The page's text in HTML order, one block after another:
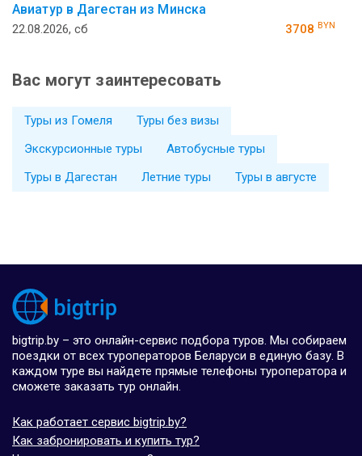
Авиатур в Дагестан из Минска
22.08.2026, сб 3708 BYN
Вас могут заинтересовать
Туры из Гомеля
Туры без визы
Экскурсионные туры
Автобусные туры
Туры в Дагестан
Летние туры Туры в августе
bigtrip.by – это онлайн-сервис подбора туров. Мы собираем
поездки от всех туроператоров Беларуси в единую базу. В
каждом туре вы найдете прямые телефоны туроператора и
сможете заказать тур онлайн.
Как работает сервис bigtrip.by?
Как забронировать и купить тур?